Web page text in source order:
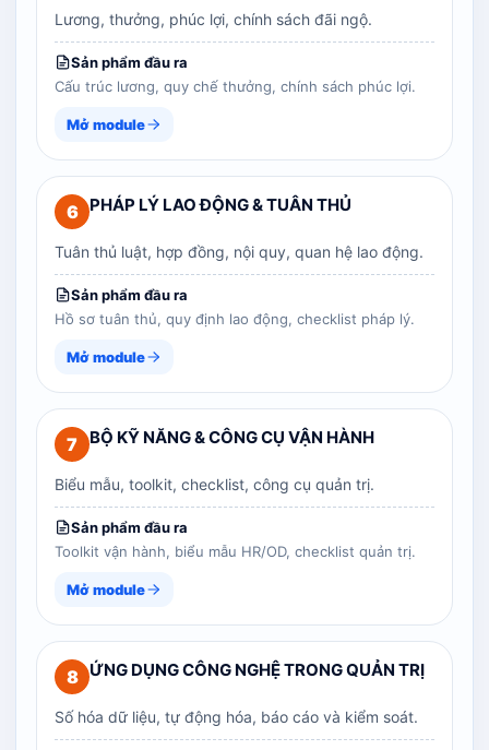
Lương, thưởng, phúc lợi, chính sách đãi ngộ.
Sản phẩm đầu ra
Cấu trúc lương, quy chế thưởng, chính sách phúc lợi.
Mở module
6 PHÁP LÝ LAO ĐỘNG & TUÂN THỦ
Tuân thủ luật, hợp đồng, nội quy, quan hệ lao động.
Sản phẩm đầu ra
Hồ sơ tuân thủ, quy định lao động, checklist pháp lý.
Mở module
7 BỘ KỸ NĂNG & CÔNG CỤ VẬN HÀNH
Biểu mẫu, toolkit, checklist, công cụ quản trị.
Sản phẩm đầu ra
Toolkit vận hành, biểu mẫu HR/OD, checklist quản trị.
Mở module
8 ỨNG DỤNG CÔNG NGHỆ TRONG QUẢN TRỊ
Số hóa dữ liệu, tự động hóa, báo cáo và kiểm soát.